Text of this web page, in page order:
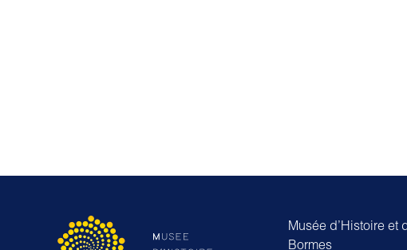
Musée d’Histoire et
Bormes